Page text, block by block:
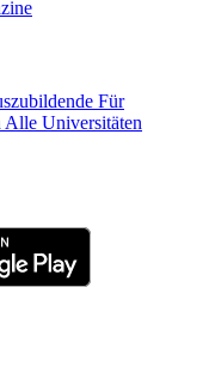
Für
Alle Universitäten